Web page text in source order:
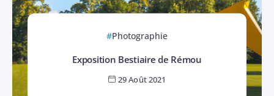
Photographie
Exposition Bestiaire de Rémou
29 Août 2021